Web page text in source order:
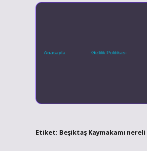
Anasayfa Gizlilik Politikası
Etiket: Beşiktaş Kaymakamı nereli